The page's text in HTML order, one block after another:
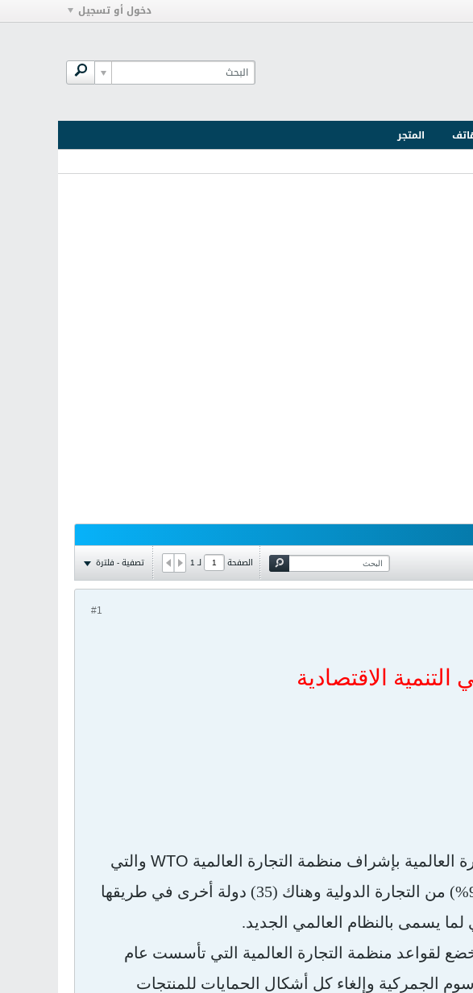
دخول أو تسجيل
المتجر
الصفحة لـ1 تصفية - فلترة
#1
التنمية الاقتصادية
العالمية بإشراف منظمة التجارة العالمية WTO والتي
تضم في عضويتها ممثلين عن 135 دولة تسيطر على (90%) من التجارة الدولية وهناك (35) دولة أخرى في طريقها
يسمى بالنظام العالمي الجديد.
لقواعد منظمة التجارة العالمية التي تأسست عام
الجمركية وإلغاء كل أشكال الحمايات للمنتجات